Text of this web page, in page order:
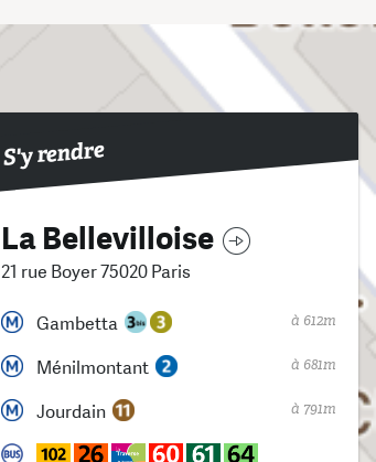
S'y rendre
La Bellevilloise
21 rue Boyer 75020 Paris
Gambetta à 612m
Ménilmontant à 681m
Jourdain à 791m